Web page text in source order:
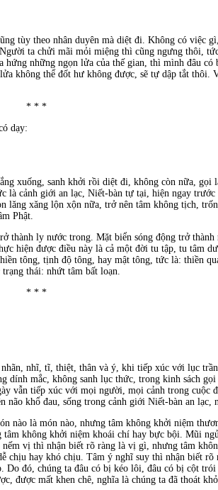
tùy theo nhân duyên mà diệt đi. Không có việc
ta chửi mãi mỏi miệng thì cũng ngưng thôi,
những ngọn lửa của thế gian, thì mình đâu có
không thể đốt hư không được, sẽ tự dập tắt thôi.
* * *
dạy:
xuống, sanh khởi rồi diệt đi, không còn nữa, gọi
cảnh giới an lạc, Niết-bàn tự tại, hiện ngay
lăng xăng lộn xộn nữa, trở nên tâm không tịch,
Phật.
thành ly nước trong. Mặt biển sóng động trở
hiện được điều này là cả một đời tu tập, tu tâm
tông, tịnh độ tông, hay mật tông, tức là: thiền
thái: nhứt tâm bất loạn.
* * *
nhĩ, tĩ, thiệt, thân và ý, khi tiếp xúc với lục
dính mắc, không sanh lục thức, trong kinh sách
vẫn tiếp xúc với mọi người, mọi cảnh trong cuộc
khổ đau, sống trong cảnh giới Niết-bàn an lạc,
nào là món nào, nhưng tâm không khởi niệm
tâm không khởi niệm khoái chí hay bực bội. Mũi
vị thì nhận biết rõ ràng là vị gì, nhưng tâm
hay khó chịu. Tâm ý nghĩ suy thì nhận biết rõ
đó, chúng ta đâu có bị kéo lôi, đâu có bị cột
được mất khen chê, nghĩa là chúng ta đã thoát